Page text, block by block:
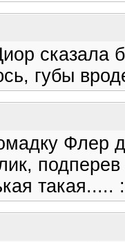
сказала
губы
Флер
подперев
такая.....